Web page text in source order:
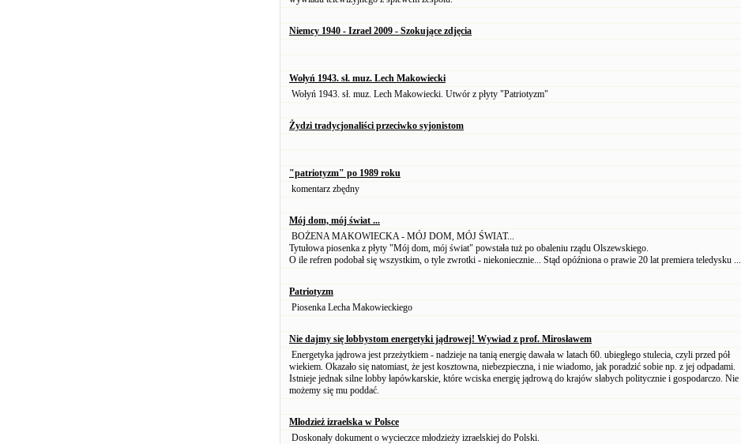
Niemcy 1940 - Izrael 2009 - Szokujące zdjęcia
Wołyń 1943. sł. muz. Lech Makowiecki
Wołyń 1943. sł. muz. Lech Makowiecki. Utwór z płyty "Patriotyzm"
Żydzi tradycjonaliści przeciwko syjonistom
"patriotyzm" po 1989 roku
komentarz zbędny
Mój dom, mój świat ...
BOŻENA MAKOWIECKA - MÓJ DOM, MÓJ ŚWIAT...
Tytułowa piosenka z płyty "Mój dom, mój świat" powstała tuż po obaleniu rządu Olszewskiego.
O ile refren podobał się wszystkim, o tyle zwrotki - niekoniecznie... Stąd opóźniona o prawie 20 lat premiera teledysku ...
Patriotyzm
Piosenka Lecha Makowieckiego
Nie dajmy się lobbystom energetyki jądrowej! Wywiad z prof. Mirosławem
Energetyka jądrowa jest przeżytkiem - nadzieje na tanią energię dawała w latach 60. ubiegłego stulecia, czyli przed pół
wiekiem. Okazało się natomiast, że jest kosztowna, niebezpieczna, i nie wiadomo, jak poradzić sobie np. z jej odpadami.
Istnieje jednak silne lobby łapówkarskie, które wciska energię jądrową do krajów słabych politycznie i gospodarczo. Nie
możemy się mu poddać.
Młodzież izraelska w Polsce
Doskonały dokument o wycieczce młodzieży izraelskiej do Polski.